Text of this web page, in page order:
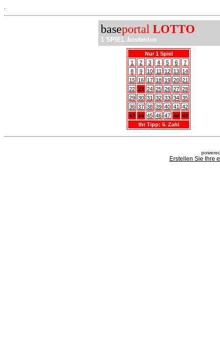
baseportal LOTTO
1 SPIEL kostenlos
Nur 1 Spiel
1
2 3 4 5 6
7
8
9 10 11 12 13 14
15 16 17 18 19 20 21
22 23 24 25 26 27 28
29 30 31 32 33 34 35
36 37 38 39 40 41
42
43 44 45 46 47 48 49
Ihr Tipp: 5. Zahl
Erstellen Sie Ihre